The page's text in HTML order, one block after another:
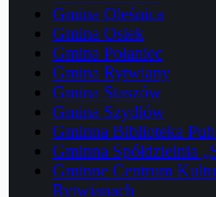
Gmina Oleśnica
Gmina Osiek
Gmina Połaniec
Gmina Rytwiany
Gmina Staszów
Gmina Szydłów
Gminna Biblioteka
Gminna Spółdzielnia
Gminne Centrum
Rytwianach